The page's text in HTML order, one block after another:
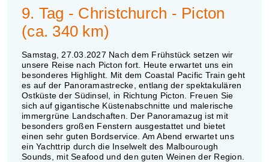
9. Tag - Christchurch - Picton
(ca. 340 km)
Samstag, 27.03.2027 Nach dem Frühstück setzen wir
unsere Reise nach Picton fort. Heute erwartet uns ein
besonderes Highlight. Mit dem Coastal Pacific Train geht
es auf der Panoramastrecke, entlang der spektakulären
Ostküste der Südinsel, in Richtung Picton. Freuen Sie
sich auf gigantische Küstenabschnitte und malerische
immergrüne Landschaften. Der Panoramazug ist mit
besonders großen Fenstern ausgestattet und bietet
einen sehr guten Bordservice. Am Abend erwartet uns
ein Yachttrip durch die Inselwelt des Malbourough
Sounds, mit Seafood und den guten Weinen der Region.